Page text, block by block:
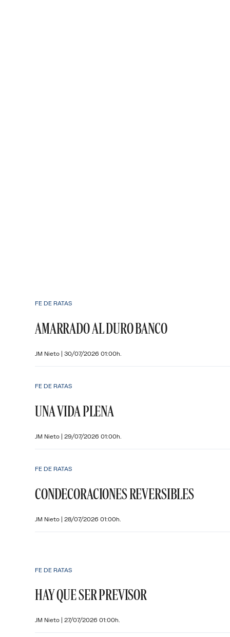
FE DE RATAS
AMARRADO AL DURO BANCO
JM Nieto | 30/07/2026 01:00h.
FE DE RATAS
UNA VIDA PLENA
JM Nieto | 29/07/2026 01:00h.
FE DE RATAS
CONDECORACIONES REVERSIBLES
JM Nieto | 28/07/2026 01:00h.
FE DE RATAS
HAY QUE SER PREVISOR
JM Nieto | 27/07/2026 01:00h.